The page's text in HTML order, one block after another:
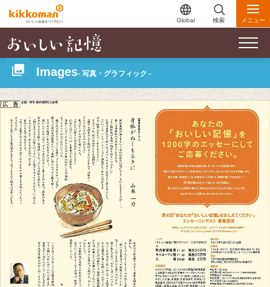
Global 検索 メニュー
Images- 写真・グラフィック -